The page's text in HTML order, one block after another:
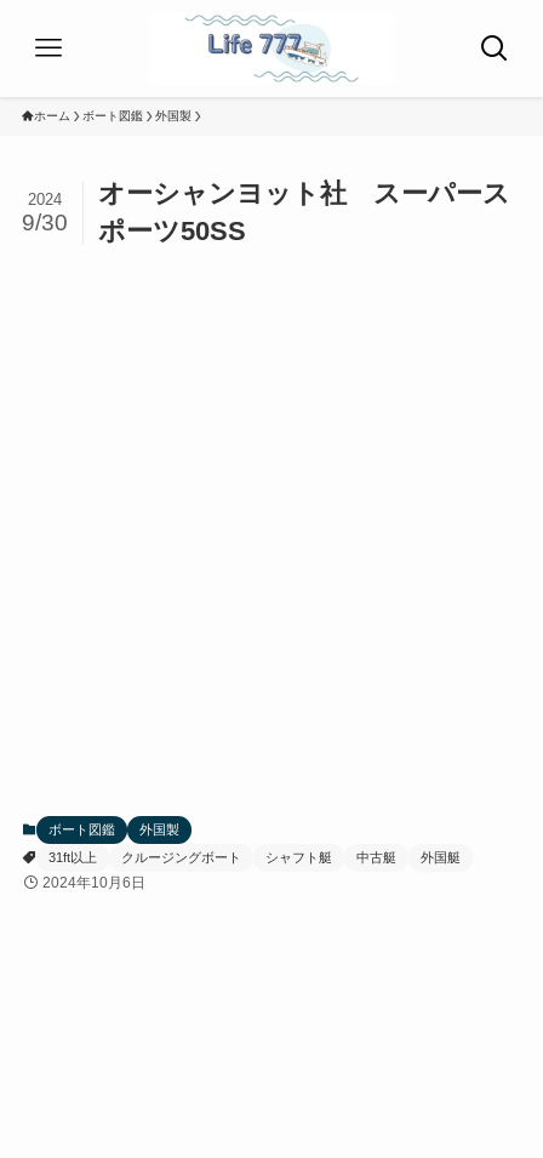
ホーム ボート図鑑 外国製
オーシャンヨット社 スーパース
ポーツ50SS
2024
9/30
ボート図鑑
外国製
31ft以上
クルージングボート シャフト艇 中古艇 外国艇
2024年10月6日